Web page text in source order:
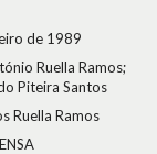
de 1989
Ruella Ramos;
Piteira Santos
Ruella Ramos